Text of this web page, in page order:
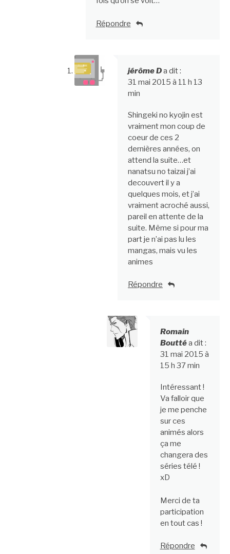
Répondre
jérôme Da dit :
31 mai 2015 à 11 h 13
min
Shingeki no kyojin est
vraiment mon coup de
coeur de ces 2
dernières années, on
attend la suite…et
nanatsu no taizai j’ai
decouvert il y a
quelques mois, et j’ai
vraiment acroché aussi,
pareil en attente de la
suite. Même si pour ma
part je n’ai pas lu les
mangas, mais vu les
animes
Répondre
Romain
Bouttéa dit :
31 mai 2015 à
15 h 37 min
Intéressant !
Va falloir que
je me penche
sur ces
animés alors
ça me
changera des
séries télé !
xD
Merci de ta
participation
en tout cas !
Répondre